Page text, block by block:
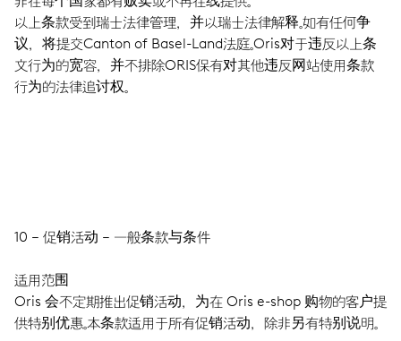
以上条款受到瑞士法律管理，并以瑞士法律解释。如有任何争
议，将提交Canton of Basel-Land法庭。Oris对于违反以上条
文行为的宽容，并不排除ORIS保有对其他违反网站使用条款
行为的法律追讨权。
10 – 促销活动 – 一般条款与条件
适用范围
Oris 会不定期推出促销活动，为在 Oris e-shop 购物的客户提
供特别优惠。本条款适用于所有促销活动，除非另有特别说明。